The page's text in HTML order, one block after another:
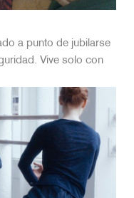
a punto de jubilarse
Vive solo con